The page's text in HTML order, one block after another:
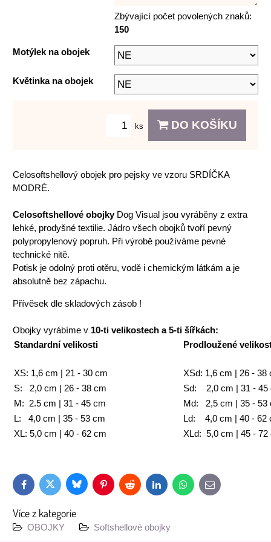
Zbývající počet povolených znaků:
150
Motýlek na obojek
Květinka na obojek
ks DO KOŠÍKU
Celosoftshellový obojek pro pejsky ve vzoru SRDÍČKA
MODRÉ.
Celosoftshellové obojky Dog Visual jsou vyráběny z extra
lehké, prodyšné textilie. Jádro všech obojků tvoří pevný
polypropylenový popruh. Při výrobě používáme pevné
technické nitě.
Potisk je odolný proti otěru, vodě i chemickým látkám a je
absolutně bez zápachu.
Přívěsek dle skladových zásob !
Obojky vyrábíme v 10-ti velikostech a 5-ti šířkách:
Standardní velikosti
Prodloužené
XS: 1,6 cm | 21 - 30 cm
XSd: 1,6 cm | 26 - 38
S: 2,0 cm | 26 - 38 cm
Sd: 2,0 cm | 31 - 45
M: 2.5 cm | 31 - 45 cm
Md: 2,5 cm | 35 - 53
L: 4,0 cm | 35 - 53 cm
Ld: 4,0 cm | 40 - 62
XL: 5,0 cm | 40 - 62 cm
XLd: 5,0 cm | 45 - 72
FacebookTwitter BlueskyPinterestReddit LinkedInWhatsApp
E-
mail
Více z kategorie
OBOJKY Softshellové obojky